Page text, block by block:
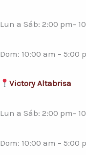
Lun a Sáb: 2:00 pm-
Dom: 10:00 am – 5:00
Victory Altabrisa
Lun a Sáb: 2:00 pm-
Dom: 10:00 am – 5:00